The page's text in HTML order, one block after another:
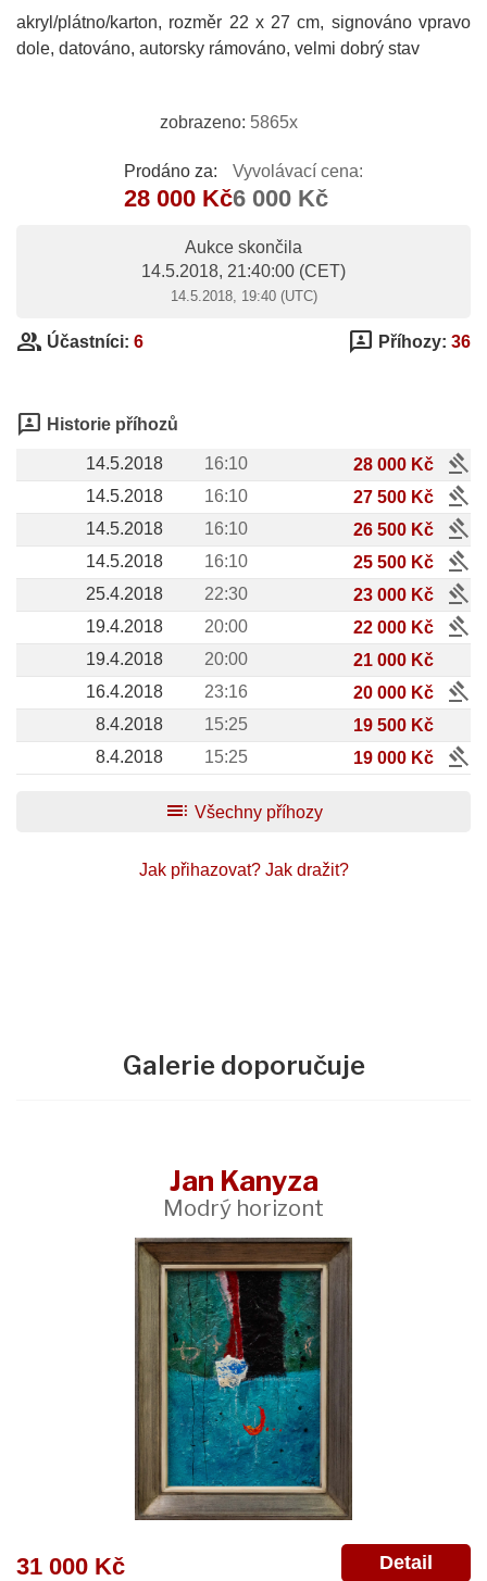
akryl/plátno/karton, rozměr 22 x 27 cm, signováno vpravo
dole, datováno, autorsky rámováno, velmi dobrý stav
zobrazeno: 5865x
Prodáno za:
28 000 Kč
Vyvolávací cena:
6 000 Kč
Aukce skončila
14.5.2018, 21:40:00 (CET)
14.5.2018, 19:40 (UTC)
group Účastníci: 6 3p Příhozy: 36
3p Historie příhozů
14.5.2018 16:10 28 000 Kč gavel
14.5.2018 16:10 27 500 Kč gavel
14.5.2018 16:10 26 500 Kč gavel
14.5.2018 16:10 25 500 Kč gavel
25.4.2018 22:30 23 000 Kč gavel
19.4.2018 20:00 22 000 Kč gavel
19.4.2018 20:00
21 000 Kč
16.4.2018
23:16 20 000 Kč gavel
8.4.2018 15:25
19 500 Kč
8.4.2018
15:25 19 000 Kč
gavel
toc Všechny příhozy
Jak přihazovat? Jak dražit?
Galerie doporučuje
Jan Kanyza
Modrý horizont
31 000 Kč Detail